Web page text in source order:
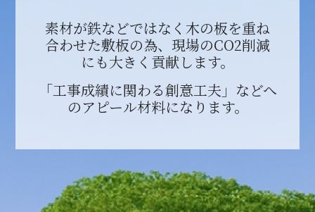
素材が鉄などではなく木の板を重ね
合わせた敷板の為、現場のCO2削減
にも大きく貢献します。
「工事成績に関わる創意工夫」などへ
のアピール材料になります。